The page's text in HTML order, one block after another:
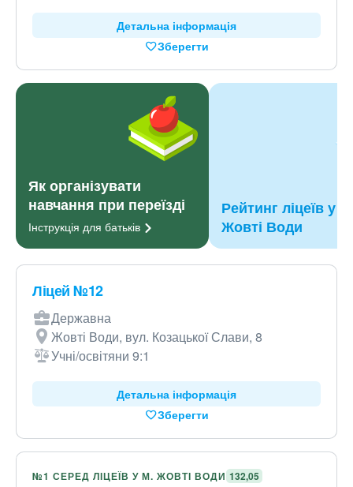
Детальна інформація
Зберегти
Як організувати
навчання при переїзді
Інструкція для батьків
Рейтинг ліцеїв у м.
Жовті Води
Ліцей №12
Державна
Жовті Води, вул. Козацької Слави, 8
Учні/освітяни 9:1
Детальна інформація
Зберегти
№1 СЕРЕД ЛІЦЕЇВ У М. ЖОВТІ ВОДИ 132,05